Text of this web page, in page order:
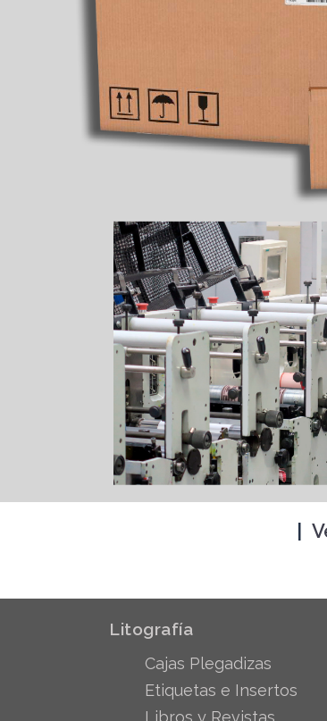
|
Litografía
Cajas Plegadizas
Etiquetas e Insertos
Libros y Revistas